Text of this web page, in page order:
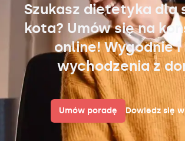
Szukasz dietetyka dla
kota? Umów się na
online! Wygodnie i
wychodzenia z
Umów poradę Dowiedz się